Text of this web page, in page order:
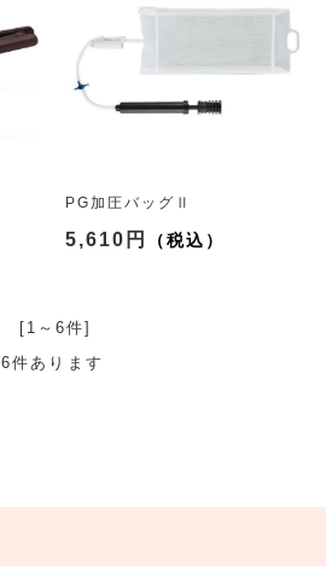
PG加圧バッグⅡ
5,610円
[1～6件]
6件あります